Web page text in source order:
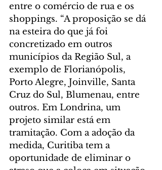
entre o comércio de rua e os
shoppings. “A proposição se dá
na esteira do que já foi
concretizado em outros
municípios da Região Sul, a
exemplo de Florianópolis,
Porto Alegre, Joinville, Santa
Cruz do Sul, Blumenau, entre
outros. Em Londrina, um
projeto similar está em
tramitação. Com a adoção da
medida, Curitiba tem a
oportunidade de eliminar o